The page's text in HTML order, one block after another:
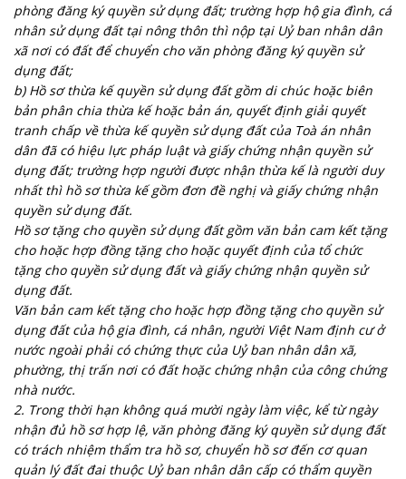
phòng đăng ký quyền sử dụng đất; trường hợp hộ gia đình, cá
nhân sử dụng đất tại nông thôn thì nộp tại Uỷ ban nhân dân
xã nơi có đất để chuyển cho văn phòng đăng ký quyền sử
dụng đất;
b) Hồ sơ thừa kế quyền sử dụng đất gồm di chúc hoặc biên
bản phân chia thừa kế hoặc bản án, quyết định giải quyết
tranh chấp về thừa kế quyền sử dụng đất của Toà án nhân
dân đã có hiệu lực pháp luật và giấy chứng nhận quyền sử
dụng đất; trường hợp người được nhận thừa kế là người duy
nhất thì hồ sơ thừa kế gồm đơn đề nghị và giấy chứng nhận
quyền sử dụng đất.
Hồ sơ tặng cho quyền sử dụng đất gồm văn bản cam kết tặng
cho hoặc hợp đồng tặng cho hoặc quyết định của tổ chức
tặng cho quyền sử dụng đất và giấy chứng nhận quyền sử
dụng đất.
Văn bản cam kết tặng cho hoặc hợp đồng tặng cho quyền sử
dụng đất của hộ gia đình, cá nhân, người Việt Nam định cư ở
nước ngoài phải có chứng thực của Uỷ ban nhân dân xã,
phường, thị trấn nơi có đất hoặc chứng nhận của công chứng
nhà nước.
2. Trong thời hạn không quá mười ngày làm việc, kể từ ngày
nhận đủ hồ sơ hợp lệ, văn phòng đăng ký quyền sử dụng đất
có trách nhiệm thẩm tra hồ sơ, chuyển hồ sơ đến cơ quan
quản lý đất đai thuộc Uỷ ban nhân dân cấp có thẩm quyền